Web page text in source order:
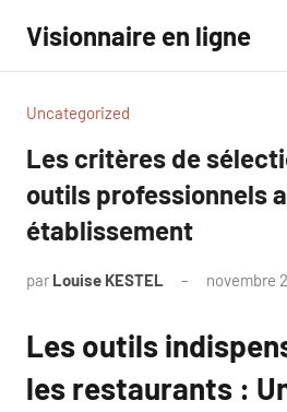
contenu
Visionnaire en ligne
Uncategorized
Les critères de
outils professionnels
établissement
par Louise KESTEL novembre
Les outils
les restaurants :